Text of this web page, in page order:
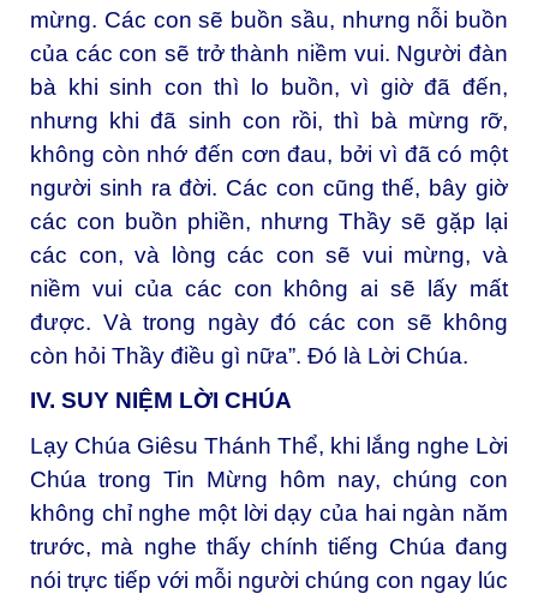
mừng. Các con sẽ buồn sầu, nhưng nỗi buồn
của các con sẽ trở thành niềm vui. Người đàn
bà khi sinh con thì lo buồn, vì giờ đã đến,
nhưng khi đã sinh con rồi, thì bà mừng rỡ,
không còn nhớ đến cơn đau, bởi vì đã có một
người sinh ra đời. Các con cũng thế, bây giờ
các con buồn phiền, nhưng Thầy sẽ gặp lại
các con, và lòng các con sẽ vui mừng, và
niềm vui của các con không ai sẽ lấy mất
được. Và trong ngày đó các con sẽ không
còn hỏi Thầy điều gì nữa”. Đó là Lời Chúa.
IV. SUY NIỆM LỜI CHÚA
Lạy Chúa Giêsu Thánh Thể, khi lắng nghe Lời
Chúa trong Tin Mừng hôm nay, chúng con
không chỉ nghe một lời dạy của hai ngàn năm
trước, mà nghe thấy chính tiếng Chúa đang
nói trực tiếp với mỗi người chúng con ngay lúc